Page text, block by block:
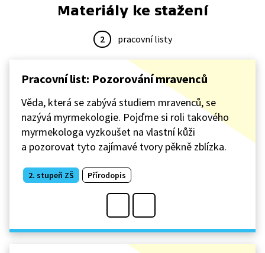
Materiály ke stažení
2 pracovní listy
Pracovní list: Pozorování mravenců
Věda, která se zabývá studiem mravenců, se
nazývá myrmekologie. Pojďme si roli takového
myrmekologa vyzkoušet na vlastní kůži
a pozorovat tyto zajímavé tvory pěkně zblízka.
2. stupeň ZŠ Přírodopis